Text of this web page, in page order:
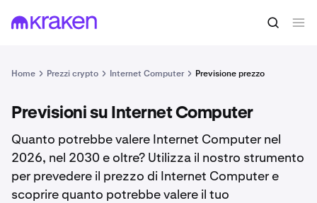
Home Prezzi crypto Internet Computer Previsione prezzo
Previsioni su Internet Computer
Quanto potrebbe valere Internet Computer nel
2026, nel 2030 e oltre? Utilizza il nostro strumento
per prevedere il prezzo di Internet Computer e
scoprire quanto potrebbe valere il tuo